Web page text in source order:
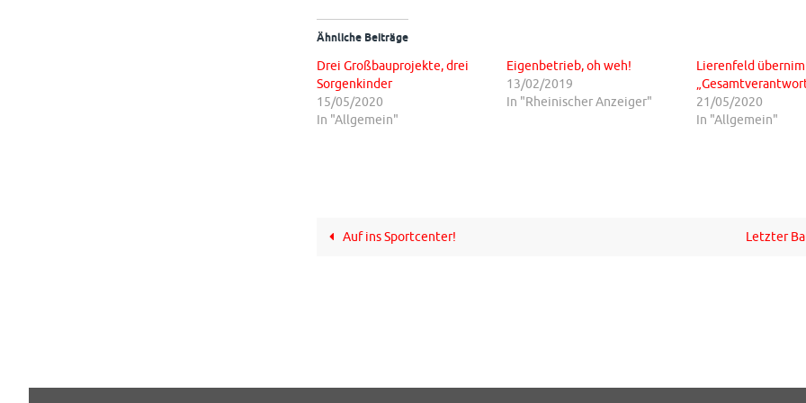
Ähnliche Beiträge
Drei Großbauprojekte, drei
Sorgenkinder
15/05/2020
In "Allgemein"
Eigenbetrieb, oh weh!
13/02/2019
In "Rheinischer Anzeiger"
Lierenfeld
21/05/2020
In "Allgemein"
Auf ins Sportcenter! Letzter